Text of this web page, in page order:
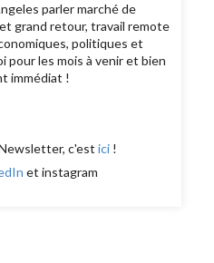
parler marché de
grand retour, travail remote
politiques et
pour les mois à venir et bien
immédiat !
Newsletter, c'estici !
et instagram